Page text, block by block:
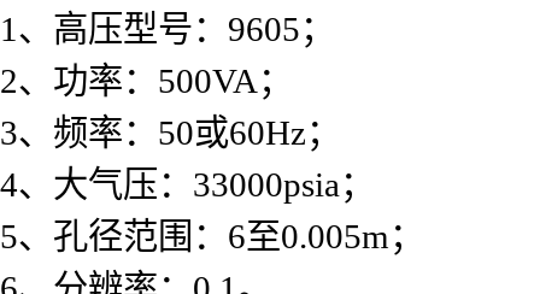
1、高压型号：9605；
2、功率：500VA；
3、频率：50或60Hz；
4、大气压：33000psia；
5、孔径范围：6至0.005m；